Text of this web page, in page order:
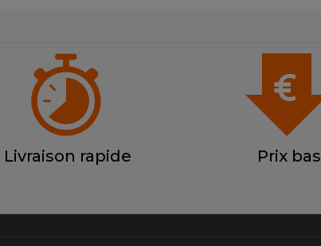
Livraison rapide Prix bas